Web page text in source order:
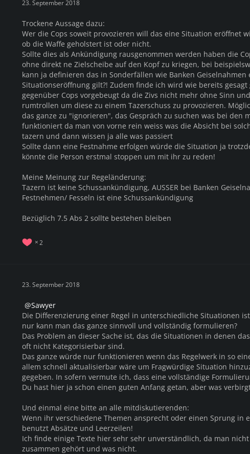
23. September 2018
Trockene Aussage dazu:
Wer die Cops soweit provozieren will das eine Situation eröffnet
ob die Waffe geholstert ist oder nicht.
Sollte dies als Ankündigung rausgenommen werden haben die
ohne direkt ne Zielscheibe auf den Kopf zu kriegen, bei
kann ja definieren das in Sonderfällen wie Banken Geiselnahmen
Situationseröffnung gilt?! Zudem finde ich wird wie bereits
gegenüber Cops vorgebeugt da die Zivs nicht mehr ohne Sinn
rumtrollen um diese zu einem Tazerschuss zu provozieren.
das ganze zu "ignorieren", das Gespräch zu suchen was bei den
funktioniert da man von vorne rein weiss was die Absicht bei
tazern und dann wissen ja alle was passiert
Sollte dann eine Festnahme erfolgen würde die Situation ja
könnte die Person erstmal stoppen um mit ihr zu reden!
Meine Meinung zur Regeländerung:
Tazern ist keine Schussankündigung, AUSSER bei Banken
Festnehmen/ Fesseln ist eine Schussankündigung
Bezüglich 7.5 Abs 2 sollte bestehen bleiben
2
23. September 2018
Sawyer
Die Differenzierung einer Regel in unterschiedliche Situationen
nur kann man das ganze sinnvoll und vollständig formulieren?
Das Problem an dieser Sache ist, das die Situationen in denen
oft nicht Kategorisierbar sind.
Das ganze würde nur funktionieren wenn das Regelwerk in so
allem schnell aktualisierbar wäre um Fragwürdige Situation
gegeben. In sofern vermute ich, dass eine vollständige
Du hast hier ja schon einen guten Anfang getan, aber was
Und einmal eine bitte an alle mitdiskutierenden:
Wenn ihr verschiedene Themen ansprecht oder einen Sprung in
benutzt Absätze und Leerzeilen!
Ich finde einige Texte hier sehr sehr unverständlich, da man
zusammen gehört und was nicht.